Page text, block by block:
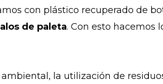
con plástico recuperado de
de paleta. Con esto hacemos
la utilización de